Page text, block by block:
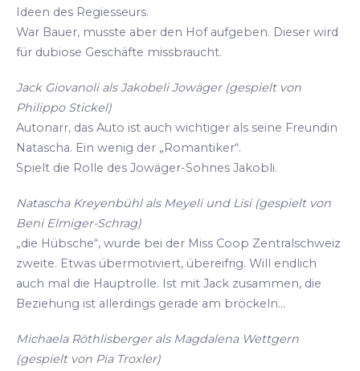
Ideen des Regiesseurs.
War Bauer, musste aber den Hof aufgeben. Dieser wird
für dubiose Geschäfte missbraucht.
Jack Giovanoli als Jakobeli Jowäger (gespielt von
Philippo Stickel)
Autonarr, das Auto ist auch wichtiger als seine Freundin
Natascha. Ein wenig der „Romantiker“.
Spielt die Rolle des Jowäger-Sohnes Jakobli.
Natascha Kreyenbühl als Meyeli und Lisi (gespielt von
Beni Elmiger-Schrag)
„die Hübsche“, wurde bei der Miss Coop Zentralschweiz
zweite. Etwas übermotiviert, übereifrig. Will endlich
auch mal die Hauptrolle. Ist mit Jack zusammen, die
Beziehung ist allerdings gerade am bröckeln...
Michaela Röthlisberger als Magdalena Wettgern
(gespielt von Pia Troxler)